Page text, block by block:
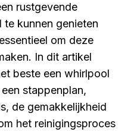
rustgevende
te kunnen genieten
om deze
In dit artikel
beste een whirlpool
stappenplan,
de gemakkelijkheid
het reinigingsproces